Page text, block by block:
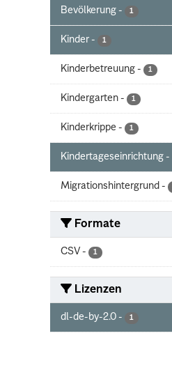
Bevölkerung - 1
Kinder - 1
Kinderbetreuung - 1
Kindergarten - 1
Kinderkrippe - 1
Kindertageseinrichtung -
Migrationshintergrund -
Formate
CSV - 1
Lizenzen
dl-de-by-2.0 - 1